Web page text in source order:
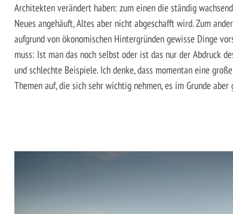
Architekten verändert haben: zum einen die ständig
Neues angehäuft, Altes aber nicht abgeschafft wird. Zum
aufgrund von ökonomischen Hintergründen gewisse Dinge
muss: Ist man das noch selbst oder ist das nur der Abdruck
und schlechte Beispiele. Ich denke, dass momentan eine
Themen auf, die sich sehr wichtig nehmen, es im Grunde